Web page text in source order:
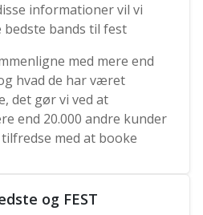
informationer vil vi
bedste bands til fest
med mere end
hvad de har været
det gør vi ved at
end 20.000 andre kunder
med at booke
og FEST